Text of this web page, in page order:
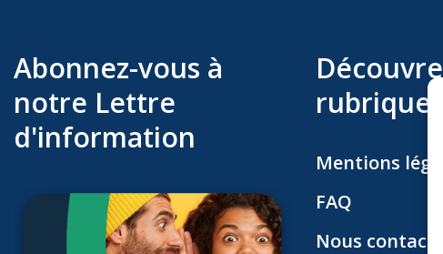
Abonnez-vous à
notre Lettre
d'information
rubriques
Mentions
FAQ
Nous